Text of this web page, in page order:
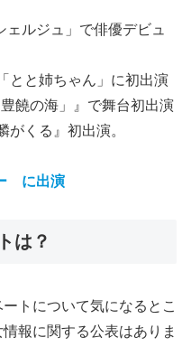
ルジュ」で俳優デビュ
と姉ちゃん」に初出演
饒の海」』で舞台初出演
くる』初出演。
に出演
は？
トについて気になるとこ
報に関する公表はありま